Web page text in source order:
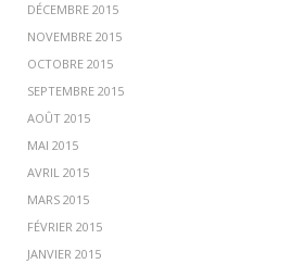
DÉCEMBRE 2015
NOVEMBRE 2015
OCTOBRE 2015
SEPTEMBRE 2015
AOÛT 2015
MAI 2015
AVRIL 2015
MARS 2015
FÉVRIER 2015
JANVIER 2015